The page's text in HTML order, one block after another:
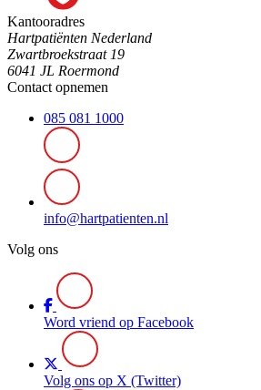
Kantooradres
Hartpatiënten Nederland
Zwartbroekstraat 19
6041 JL Roermond
Contact opnemen
085 081 1000
info@hartpatienten.nl
Volg ons
Word vriend op Facebook
Volg ons op X (Twitter)